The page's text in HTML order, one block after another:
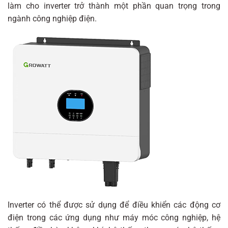
làm cho inverter trở thành một phần quan trọng trong
ngành công nghiệp điện.
Inverter có thể được sử dụng để điều khiển các động cơ
điện trong các ứng dụng như máy móc công nghiệp, hệ